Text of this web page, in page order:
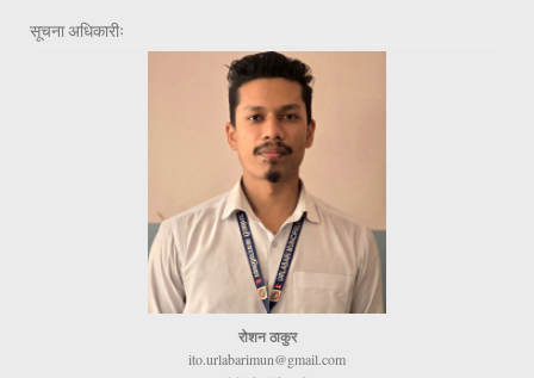
सूचना अधिकारीः
रोशन ठाकुर
ito.urlabarimun@gmail.com